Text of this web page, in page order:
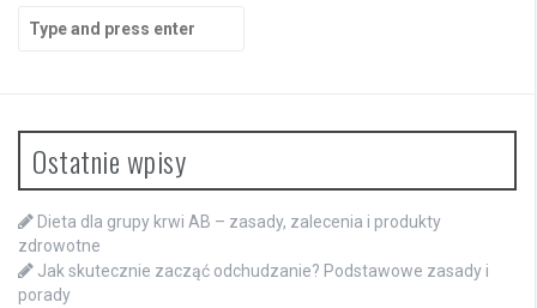
for:
Ostatnie wpisy
Dieta dla grupy krwi AB – zasady, zalecenia i produkty
zdrowotne
Jak skutecznie zacząć odchudzanie? Podstawowe zasady i
porady